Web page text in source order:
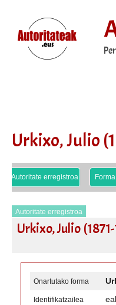
Urkixo, Julio
Autoritate erregistroa
Autoritate erregistroa
Urkixo, Julio
Onartutako forma
Identifikatzailea